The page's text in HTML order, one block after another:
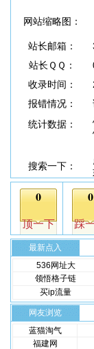
网站缩略图：
站长邮箱：
站长ＱＱ：
收录时间：
报错情况：
统计数据：
搜索一下：
最新点入
536网址大
领悟格子链
买ip流量
网友浏览
蓝猫淘气
福建网